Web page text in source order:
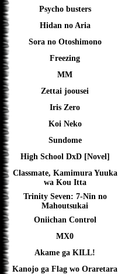
Psycho busters
Hidan no Aria
Sora no Otoshimono
Freezing
ММ
Zettai joousei
Iris Zero
Koi Neko
Sundome
High School DxD [Novel]
Classmate, Kamimura Yuuka
wa Kou Itta
Trinity Seven: 7-Nin no
Mahoutsukai
Oniichan Control
MX0
Akame ga KILL!
Kanojo ga Flag wo Oraretara